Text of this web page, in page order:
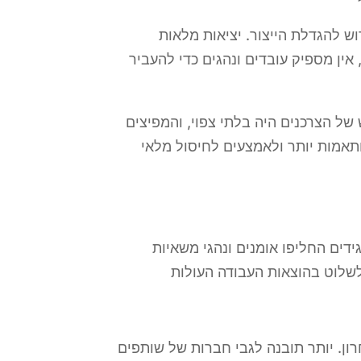
להגדלת הייצור. יציאות מלאות
מספיק עובדים ונהגים כדי להעביר
של הצרכנים היה בלתי צפוי, והמפיצים
יותר ולאמצעים לחיסול מלאי
החליפו אומנים ונהגי משאיות
יותר תובנה לגבי חברות של שותפים